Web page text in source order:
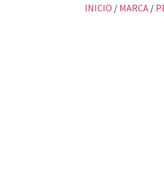
INICIO / MARCA /